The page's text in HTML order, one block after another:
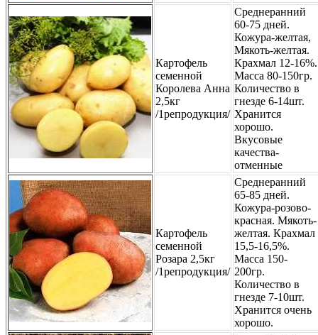
Картофель
семенной
Королева Анна
2,5кг
/1репродукция/
Среднеранний
60-75 дней.
Кожура-желтая,
Мякоть-желтая.
Крахмал 12-16%.
Масса 80-150гр.
Количество в
гнезде 6-14шт.
Хранится
хорошо.
Вкусовые
качества-
отменные
Картофель
семенной
Розара 2,5кг
/1репродукция/
Среднеранний
65-85 дней.
Кожура-розово-
красная. Мякоть-
желтая. Крахмал
15,5-16,5%.
Масса 150-
200гр.
Количество в
гнезде 7-10шт.
Хранится очень
хорошо.